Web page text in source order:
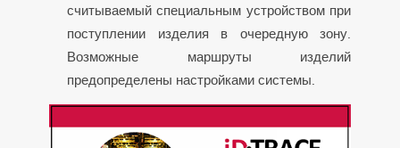
считываемый специальным устройством при
поступлении изделия в очередную зону.
Возможные маршруты изделий
предопределены настройками системы.